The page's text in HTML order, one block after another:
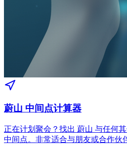
蔚山 中间点计算器
正在计划聚会？找出 蔚山 与任何
中间点。非常适合与朋友或合作伙